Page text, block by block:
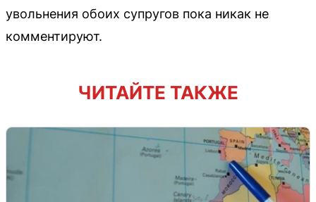
увольнения обоих супругов пока никак не
комментируют.
ЧИТАЙТЕ ТАКЖЕ